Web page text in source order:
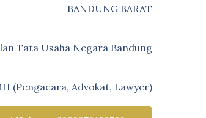
BANDUNG BARAT
Tata Usaha Negara Bandung
(Pengacara, Advokat, Lawyer)